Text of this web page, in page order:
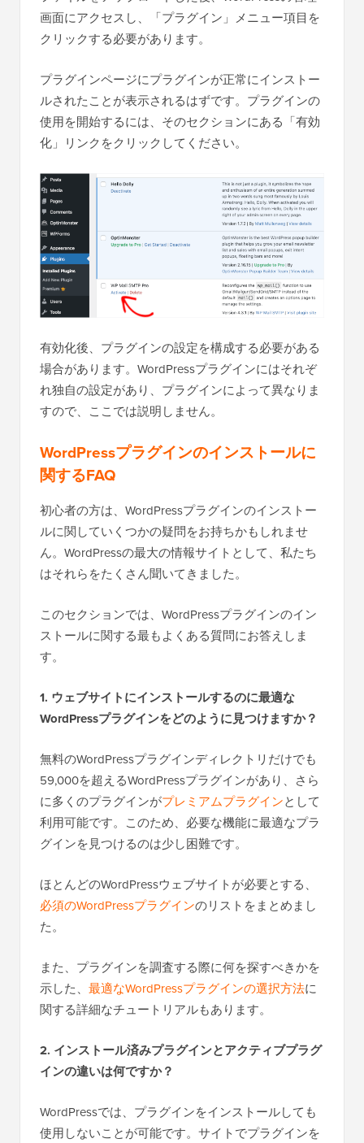
画面にアクセスし、「プラグイン」メニュー項目を
クリックする必要があります。
プラグインページにプラグインが正常にインストー
ルされたことが表示されるはずです。プラグインの
使用を開始するには、そのセクションにある「有効
化」リンクをクリックしてください。
有効化後、プラグインの設定を構成する必要がある
場合があります。WordPressプラグインにはそれぞ
れ独自の設定があり、プラグインによって異なりま
すので、ここでは説明しません。
WordPressプラグインのインストールに
関するFAQ
初心者の方は、WordPressプラグインのインストー
ルに関していくつかの疑問をお持ちかもしれませ
ん。WordPressの最大の情報サイトとして、私たち
はそれらをたくさん聞いてきました。
このセクションでは、WordPressプラグインのイン
ストールに関する最もよくある質問にお答えしま
す。
1. ウェブサイトにインストールするのに最適な
WordPressプラグインをどのように見つけますか？
無料のWordPressプラグインディレクトリだけでも
59,000を超えるWordPressプラグインがあり、さら
に多くのプラグインがプレミアムプラグインとして
利用可能です。このため、必要な機能に最適なプラ
グインを見つけるのは少し困難です。
ほとんどのWordPressウェブサイトが必要とする、
必須のWordPressプラグインのリストをまとめまし
た。
また、プラグインを調査する際に何を探すべきかを
示した、 最適なWordPressプラグインの選択方法に
関する詳細なチュートリアルもあります。
2. インストール済みプラグインとアクティブプラグ
インの違いは何ですか？
WordPressでは、プラグインをインストールしても
使用しないことが可能です。サイトでプラグインを